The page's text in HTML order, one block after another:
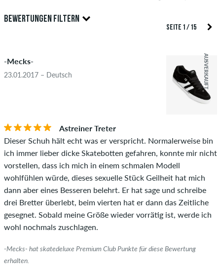
Nur Personen mit einem skatedeluxe Kundenkonto können
Bewertungen abgeben. Diese werden erst nach unserer
beleidigenden oder obszönen Inhalten sowie Bewertungen,
die geltendes Recht oder Urheberrechte verletzen oder Spam
und Fremdwerbung enthalten, werden nicht veröffentlicht.
Die Sternebewertung des Artikels ist der Durchschnitt aller
Ob die Bewertung von einer Person stammt, die diesen
Artikel wirklich gekauft hat, erkennst du am grünen Haken
neben dem Namen mit dem Zusatz "Verifizierter Kauf". Bei
diesen Personen wurde der Kauf anhand ihrer Bestellungen
überprüft. Bei Bewertungen ohne grünen Haken, können wir
leider nicht garantieren, dass die Personen den Artikel
wirklich besitzen oder besessen haben.
BEWERTUNGEN FILTERN
5.0
SEITE 1 / 15
-Mecks-
23.01.2017 – Deutsch AUSVERKAUFT
Astreiner Treter
Dieser Schuh hält echt was er verspricht. Normalerweise bin
ich immer lieber dicke Skatebotten gefahren, konnte mir nicht
vorstellen, dass ich mich in einem schmalen Modell
wohlfühlen würde, dieses sexuelle Stück Geilheit hat mich
dann aber eines Besseren belehrt. Er hat sage und schreibe
drei Bretter überlebt, beim vierten hat er dann das Zeitliche
gesegnet. Sobald meine Größe wieder vorrätig ist, werde ich
wohl nochmals zuschlagen.
-Mecks- hat skatedeluxe Premium Club Punkte für diese Bewertung
erhalten.